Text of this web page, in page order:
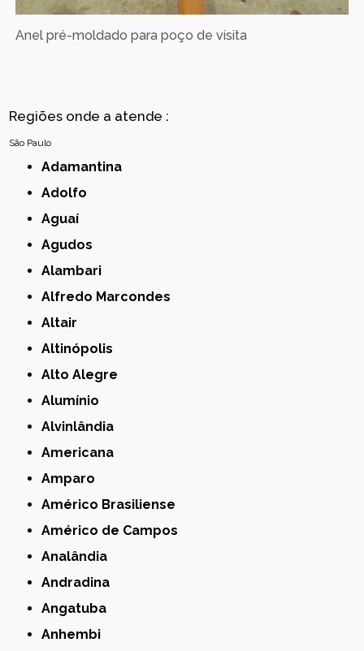
Anel pré-moldado para poço de visita
Regiões onde a atende :
São Paulo
Adamantina
Adolfo
Aguaí
Agudos
Alambari
Alfredo Marcondes
Altair
Altinópolis
Alto Alegre
Alumínio
Alvinlândia
Americana
Amparo
Américo Brasiliense
Américo de Campos
Analândia
Andradina
Angatuba
Anhembi